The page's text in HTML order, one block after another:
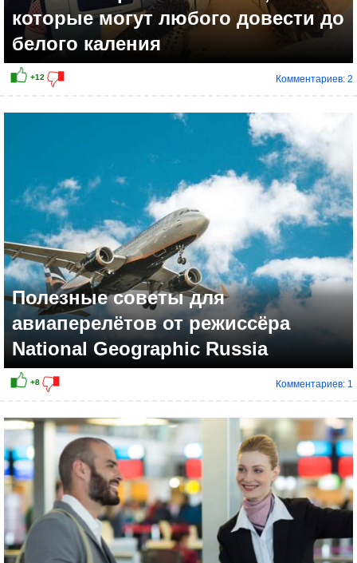
+8
которые могут любого довести до
белого каления
Комментариев: 2
Полезные советы для
авиаперелётов от режиссёра
National Geographic Russia
Комментариев: 1